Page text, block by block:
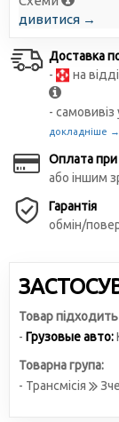
дивитися →
Доставка
-
на
- самовивіз
докладніше →
Оплата при
або іншим
Гарантія
обмін/
Товар
- Грузовые авто:
Товарна група:
- Трансмісія